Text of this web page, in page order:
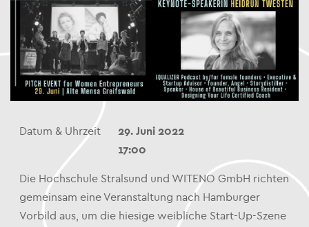
Datum & Uhrzeit
29. Juni 2022
17:00
Die Hochschule Stralsund und WITENO GmbH richten
gemeinsam eine Veranstaltung nach Hamburger
Vorbild aus, um die hiesige weibliche Start-Up-Szene